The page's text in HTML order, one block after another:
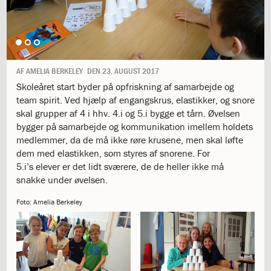
days
of
it
Grow
1.13:
Move
it!
1.14:
Ucycle
We
cycle
Recycle
1.15:
Historie
1.16:
af
Jeanne
d’Arc
1.17:
Markering
af
AFAMELIA BERKELEY DEN 23. AUGUST 2017
Skoleåret start byder på opfriskning af samarbejde og
team spirit. Ved hjælp af engangskrus, elastikker, og snore
skal grupper af 4 i hhv. 4.i og 5.i bygge et tårn. Øvelsen
bygger på samarbejde og kommunikation imellem holdets
medlemmer, da de må ikke røre krusene, men skal løfte
dem med elastikken, som styres af snorene. For
5.i’s elever er det lidt sværere, de de heller ikke må
snakke under øvelsen.
Foto: Amelia Berkeley